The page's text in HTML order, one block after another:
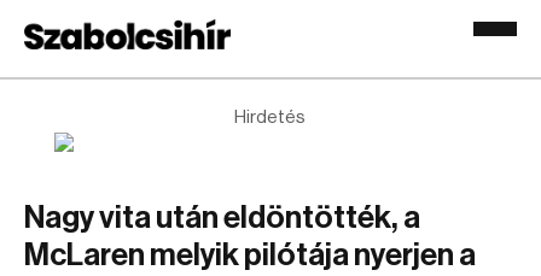
Hirdetés
Nagy vita után eldöntötték, a
McLaren melyik pilótája nyerjen a